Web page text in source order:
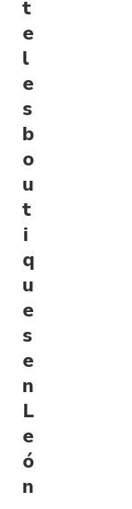
t
e
l
e
s
b
o
u
t
i
q
u
e
s
e
n
L
e
ó
n